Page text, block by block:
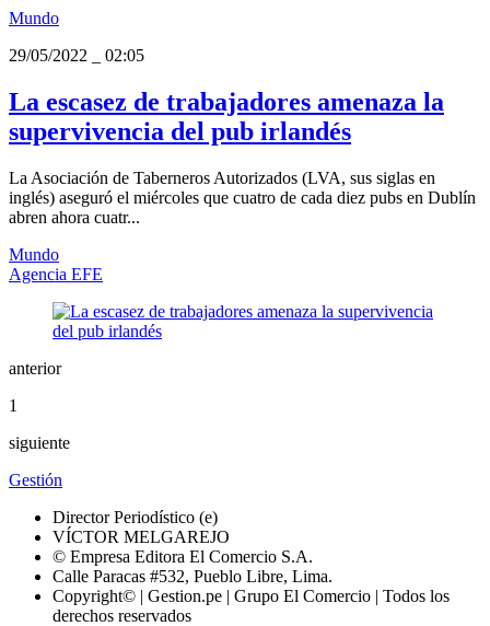
Mundo
29/05/2022
02:05
La escasez de trabajadores amenaza la
supervivencia del pub irlandés
La Asociación de Taberneros Autorizados (LVA, sus siglas en
inglés) aseguró el miércoles que cuatro de cada diez pubs en Dublín
abren ahora cuatr...
Mundo
Agencia EFE
anterior
1
siguiente
Gestión
Director Periodístico (e)
VÍCTOR MELGAREJO
© Empresa Editora El Comercio S.A.
Calle Paracas #532, Pueblo Libre, Lima.
Copyright© | Gestion.pe | Grupo El Comercio | Todos los
derechos reservados